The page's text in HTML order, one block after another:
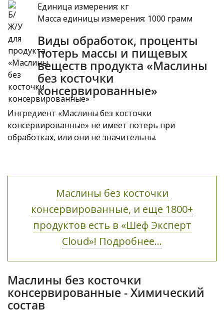
Единица измерения: кг
Масса единицы измерения: 1000 грамм
Виды обработок, проценты
потерь массы и пищевых
веществ продукта «Маслины
без косточки
консервированные»
Ингредиент «Маслины без косточки
консервированные» не имеет потерь при
обработках, или они не значительны.
Маслины без косточки
консервированные, и еще 1800+
продуктов есть в «Шеф Эксперт
Cloud»! Подробнее...
Маслины без косточки
консервированные - Химический
состав